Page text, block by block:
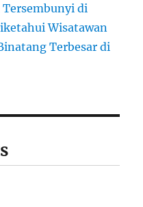
di
Wisatawan
Terbesar di